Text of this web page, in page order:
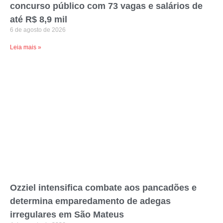
concurso público com 73 vagas e salários de
até R$ 8,9 mil
6 de agosto de 2026
Leia mais »
Ozziel intensifica combate aos pancadões e
determina emparedamento de adegas
irregulares em São Mateus